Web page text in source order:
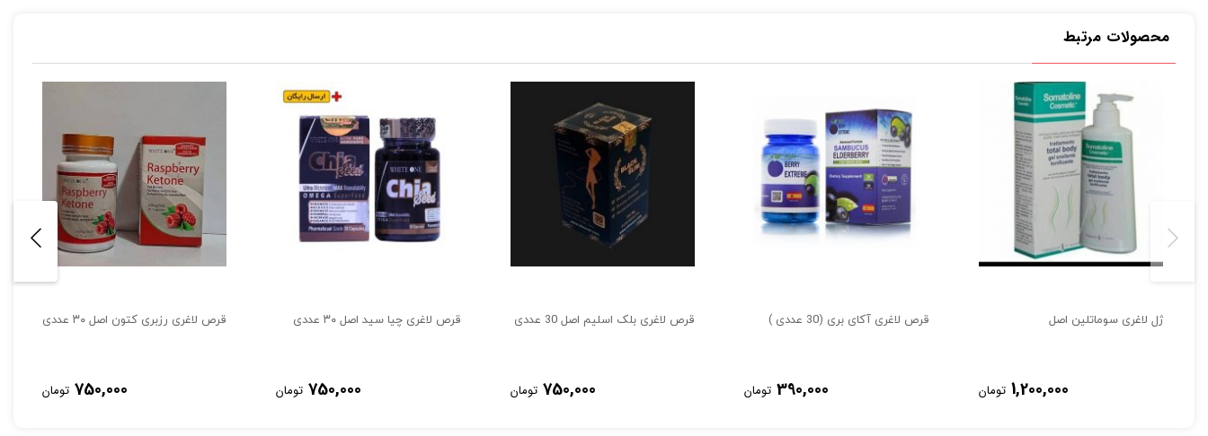
محصولات مرتبط
ژل لاغری سوماتلین اصل
1,200,000 تومان
قرص لاغری آکای بری (30 عددی )
390,000 تومان
قرص لاغری بلک اسلیم اصل 30 عددی
750,000 تومان
قرص لاغری چیا سید اصل ۳۰ عددی
750,000 تومان
قرص لاغری رزبری کتون اصل ۳۰ عددی
750,000 تومان